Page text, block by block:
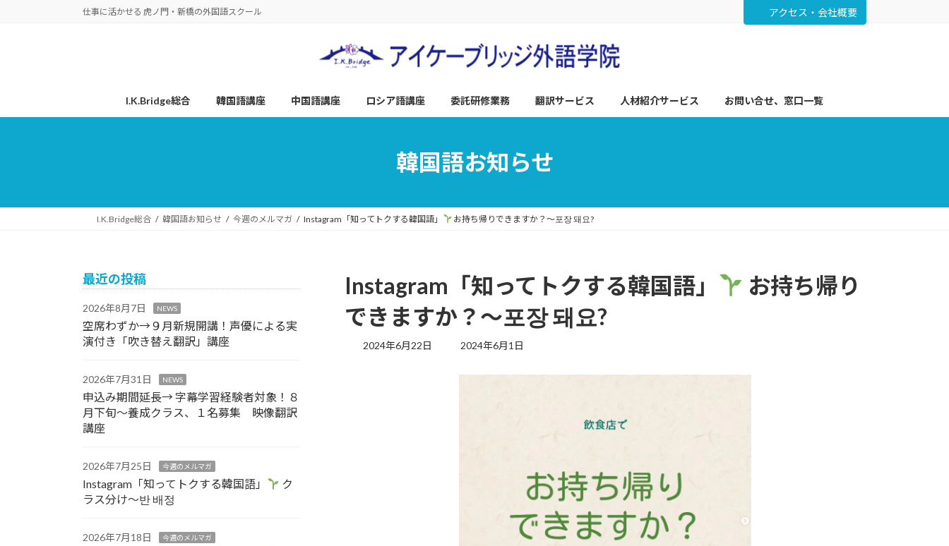
仕事に活かせる 虎ノ門・新橋の外国語スクール アクセス・会社概要
I.K.Bridge総合 韓国語講座 中国語講座 ロシア語講座 委託研修業務 翻訳サービス 人材紹介サービス お問い合せ、窓口一覧
韓国語お知らせ
I.K.Bridge総合 韓国語お知らせ 今週のメルマガ Instagram「知ってトクする韓国語」 お持ち帰りできますか？～포장 돼요?
Instagram「知ってトクする韓国語」
お持ち帰り
できますか？～포장 돼요?
2024年6月22日
最
更
2024年6月1日
最近の投稿
2026年8月7日 NEWS
空席わずか→９月新規開講！声優による実
演付き「吹き替え翻訳」講座
2026年7月31日 NEWS
申込み期間延長→ 字幕学習経験者対象！８
月下旬～養成クラス、１名募集 映像翻訳
講座
2026年7月25日 今週のメルマガ
Instagram「知ってトクする韓国語」
ク
ラス分け～반 배정
2026年7月18日 今週のメルマガ